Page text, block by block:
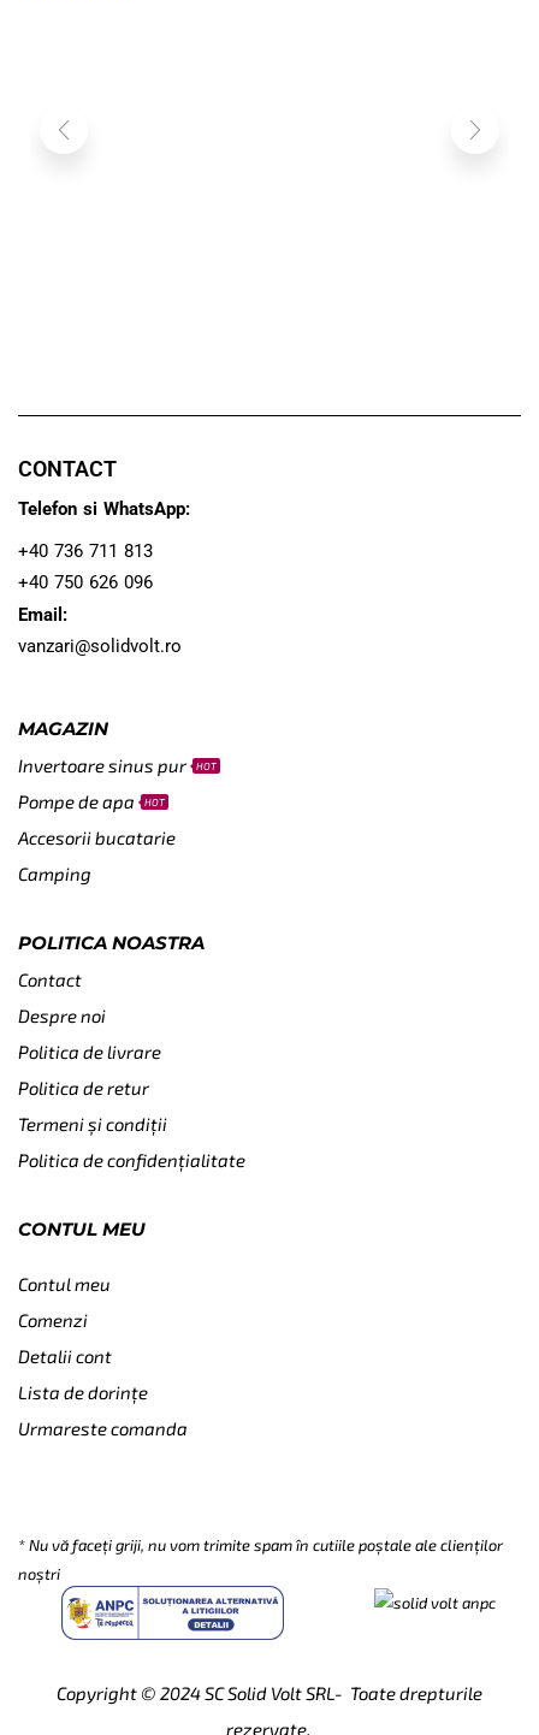
CONTACT
Telefon si WhatsApp:
+40 736 711 813
+40 750 626 096
Email:
vanzari@solidvolt.ro
MAGAZIN
Invertoare sinus pur HOT
Pompe de apa HOT
Accesorii bucatarie
Camping
POLITICA NOASTRA
Contact
Despre noi
Politica de livrare
Politica de retur
Termeni și condiții
Politica de confidențialitate
CONTUL MEU
Contul meu
Comenzi
Detalii cont
Lista de dorințe
Urmareste comanda
* Nu vă faceți griji, nu vom trimite spam în cutiile poștale ale clienților
noștri
Copyright © 2024 SC Solid Volt SRL- Toate drepturile
rezervate.